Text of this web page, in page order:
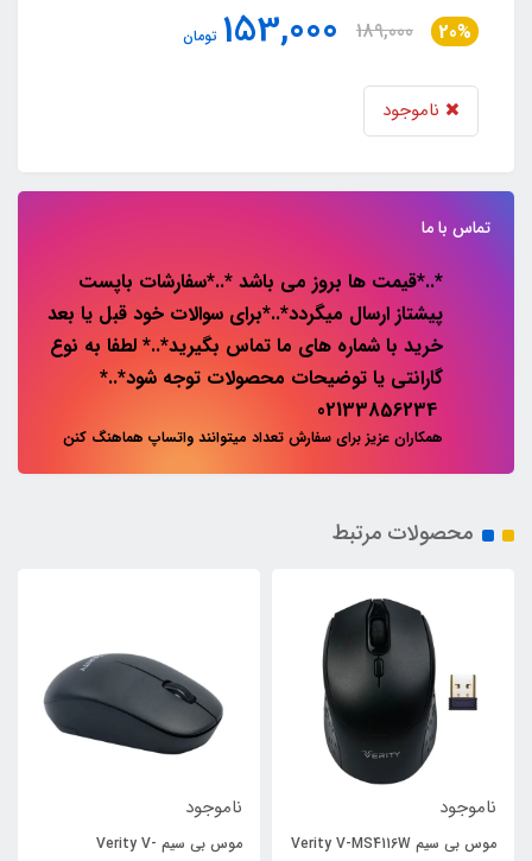
20%
189,000
153,000 تومان
ناموجود
تماس با ما
*..*قیمت ها بروز می باشد *..*سفارشات باپست
پیشتاز ارسال میگردد*..*برای سوالات خود قبل یا بعد
خرید با شماره های ما تماس بگیرید*..* لطفا به نوع
گارانتی یا توضیحات محصولات توجه شود*..*
همکاران عزیز برای سفارش تعداد میتوانند واتساپ هماهنگ کنن
محصولات مرتبط
ناموجود
موس بی سیم Verity V-MS4116W
ناموجود
موس بی سیم Verity V-